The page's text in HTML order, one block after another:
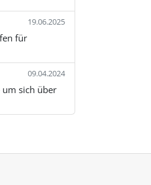
19.06.2025
für
09.04.2024
um sich über